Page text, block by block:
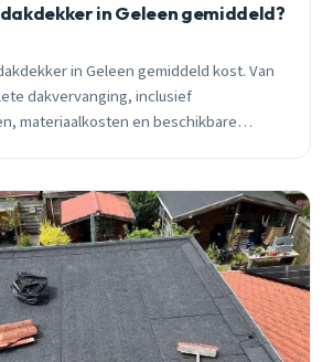
in Geleen gemiddeld?
in Geleen gemiddeld kost. Van
dakvervanging, inclusief
materiaalkosten en beschikbare